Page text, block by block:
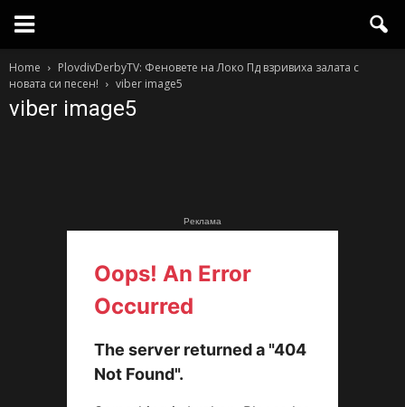
Home
PlovdivDerbyTV: Феновете на Локо Пд взривиха залата с
новата си песен!
viber image5
viber image5
Реклама